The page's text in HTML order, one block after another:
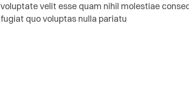
voluptate velit esse quam nihil molestiae
fugiat quo voluptas nulla pariatu